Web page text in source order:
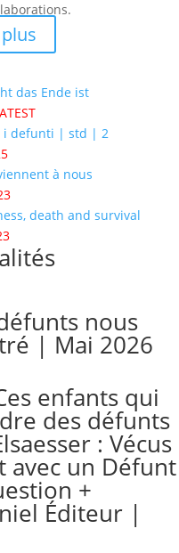
nous
| Mai 2026
enfants qui
des défunts
: Vécus
avec un Défunt
+
Éditeur |